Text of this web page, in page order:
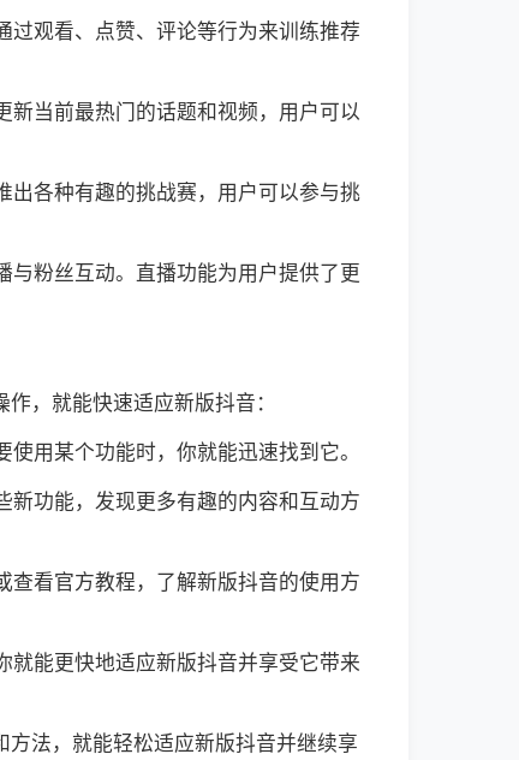
过观看、点赞、评论等行为来训练推荐
新当前最热门的话题和视频，用户可以
出各种有趣的挑战赛，用户可以参与挑
粉丝互动。直播功能为用户提供了更
，就能快速适应新版抖音：
用某个功能时，你就能迅速找到它。
新功能，发现更多有趣的内容和互动方
查看官方教程，了解新版抖音的使用方
就能更快地适应新版抖音并享受它带来
法，就能轻松适应新版抖音并继续享